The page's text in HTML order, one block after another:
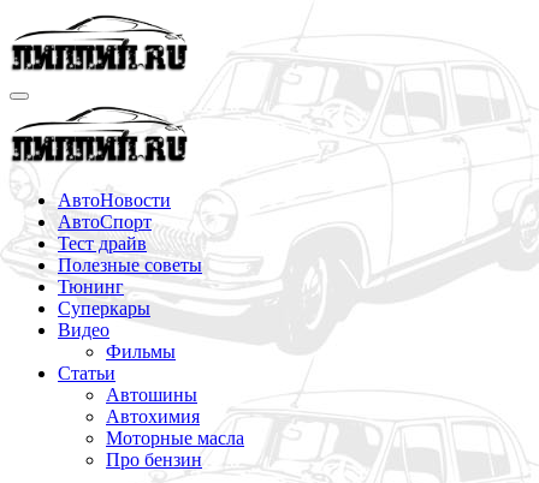
Перейти
к
содержимому
АвтоНовости
АвтоСпорт
Тест драйв
Полезные советы
Тюнинг
Суперкары
Видео
Фильмы
Статьи
Автошины
Автохимия
Моторные масла
Про бензин